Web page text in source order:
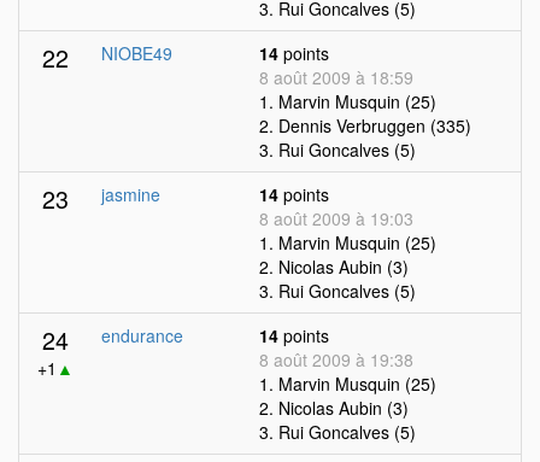
3. Rui Goncalves (5)
22 NIOBE49 14 points
8 août 2009 à 18:59
1. Marvin Musquin (25)
2. Dennis Verbruggen (335)
3. Rui Goncalves (5)
23 jasmine 14 points
8 août 2009 à 19:03
1. Marvin Musquin (25)
2. Nicolas Aubin (3)
3. Rui Goncalves (5)
24
+1 ▲
endurance 14 points
8 août 2009 à 19:38
1. Marvin Musquin (25)
2. Nicolas Aubin (3)
3. Rui Goncalves (5)